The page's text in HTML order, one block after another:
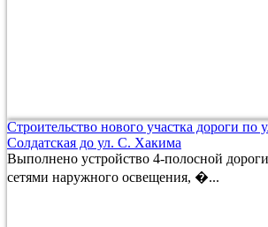
Строительство нового участка дороги по
Солдатская до ул. С. Хакима
Выполнено устройство 4-полосной
сетями наружного освещения, �...